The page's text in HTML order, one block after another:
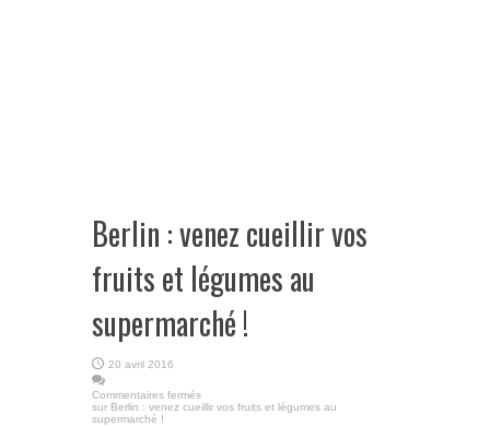
Berlin : venez cueillir vos
fruits et légumes au
supermarché !
20 avril 2016
Commentaires fermés
sur Berlin : venez cueillir vos fruits et légumes au
supermarché !